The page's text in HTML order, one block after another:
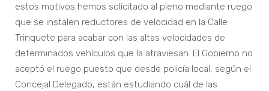
estos motivos hemos solicitado al pleno mediante ruego
que se instalen reductores de velocidad en la Calle
Trinquete para acabar con las altas velocidades de
determinados vehículos que la atraviesan. El Gobierno no
aceptó el ruego puesto que desde policía local, según el
Concejal Delegado, están estudiando cuál de las